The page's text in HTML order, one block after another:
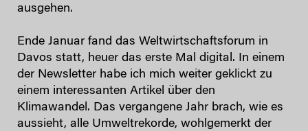
ausgehen.
Ende Januar fand das Weltwirtschaftsforum in
Davos statt, heuer das erste Mal digital. In einem
der Newsletter habe ich mich weiter geklickt zu
einem interessanten Artikel über den
Klimawandel. Das vergangene Jahr brach, wie es
aussieht, alle Umweltrekorde, wohlgemerkt der